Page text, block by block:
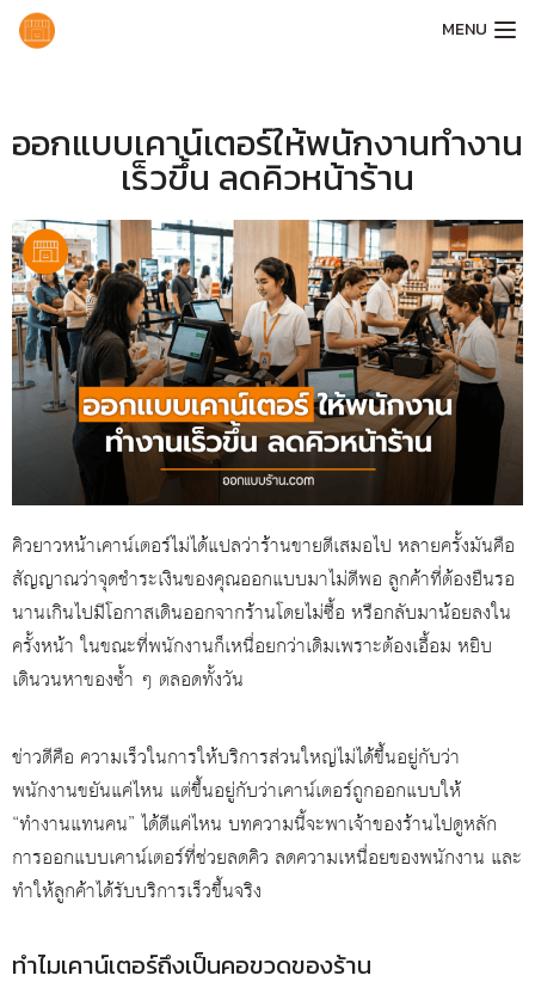
MENU
ออกแบบเคาน์เตอร์ให้พนักงานทำงาน
เร็วขึ้น ลดคิวหน้าร้าน
คิวยาวหน้าเคาน์เตอร์ไม่ได้แปลว่าร้านขายดีเสมอไป หลายครั้งมันคือ
สัญญาณว่าจุดชำระเงินของคุณออกแบบมาไม่ดีพอ ลูกค้าที่ต้องยืนรอ
นานเกินไปมีโอกาสเดินออกจากร้านโดยไม่ซื้อ หรือกลับมาน้อยลงใน
ครั้งหน้า ในขณะที่พนักงานก็เหนื่อยกว่าเดิมเพราะต้องเอื้อม หยิบ
เดินวนหาของซ้ำ ๆ ตลอดทั้งวัน
ข่าวดีคือ ความเร็วในการให้บริการส่วนใหญ่ไม่ได้ขึ้นอยู่กับว่า
พนักงานขยันแค่ไหน แต่ขึ้นอยู่กับว่าเคาน์เตอร์ถูกออกแบบให้
“ทำงานแทนคน” ได้ดีแค่ไหน บทความนี้จะพาเจ้าของร้านไปดูหลัก
การออกแบบเคาน์เตอร์ที่ช่วยลดคิว ลดความเหนื่อยของพนักงาน และ
ทำให้ลูกค้าได้รับบริการเร็วขึ้นจริง
ทำไมเคาน์เตอร์ถึงเป็นคอขวดของร้าน